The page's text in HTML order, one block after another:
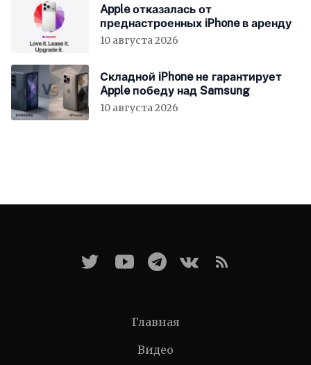
Apple отказалась от
преднастроенных iPhone в аренду
10 августа 2026
Складной iPhone не гарантирует
Apple победу над Samsung
10 августа 2026
Главная
Видео